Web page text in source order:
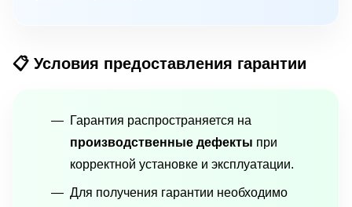
📋 Условия предоставления гарантии
Гарантия распространяется на
производственные дефекты при
корректной установке и эксплуатации.
Для получения гарантии необходимо